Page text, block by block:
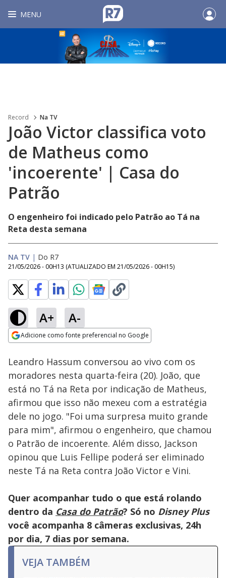
MENU
Record Na TV
João Victor classifica voto
de Matheus como
'incoerente' | Casa do
Patrão
O engenheiro foi indicado pelo Patrão ao Tá na
Reta desta semana
NA TV | Do R7
21/05/2026 - 00H13 (ATUALIZADO EM 21/05/2026 - 00H15)
A+ A-
Adicione como fonte preferencial no Google
Ativar
Loaded
37.22%
Leandro Hassum conversou ao vivo com os
moradores nesta quarta-feira (20). João, que
está no Tá na Reta por indicação de Matheus,
afirmou que isso não mexeu com a estratégia
dele no jogo. "Foi uma surpresa muito grande
para mim", afirmou o engenheiro, que chamou
o Patrão de incoerente. Além disso, Jackson
opinou que Luis Fellipe poderá ser eliminado
neste Tá na Reta contra João Victor e Vini.
Quer acompanhar tudo o que está rolando
dentro da Casa do Patrão? Só no Disney Plus
você acompanha 8 câmeras exclusivas, 24h
por dia, 7 dias por semana.
VEJA TAMBÉM